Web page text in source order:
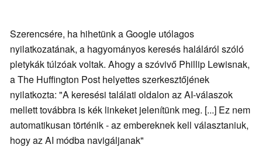
Szerencsére, ha hihetünk a Google utólagos
nyilatkozatának, a hagyományos keresés haláláról szóló
pletykák túlzóak voltak. Ahogy a szóvivő Phillip Lewisnak,
a The Huffington Post helyettes szerkesztőjének
nyilatkozta: "A keresési találati oldalon az AI-válaszok
mellett továbbra is kék linkeket jelenítünk meg. [...] Ez nem
automatikusan történik - az embereknek kell választaniuk,
hogy az AI módba navigáljanak"